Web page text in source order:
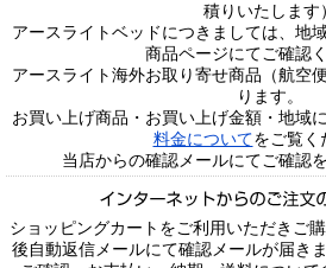
積りいたします）
アースライトベッドにつきましては、地
商品ページにてご確認く
アースライト海外お取り寄せ商品（航空
ります。
お買い上げ商品・お買い上げ金額・地域
料金についてをご覧く
当店からの確認メールにてご確認
ショッピングカートをご利用いただきご
後自動返信メールにて確認メールが届き